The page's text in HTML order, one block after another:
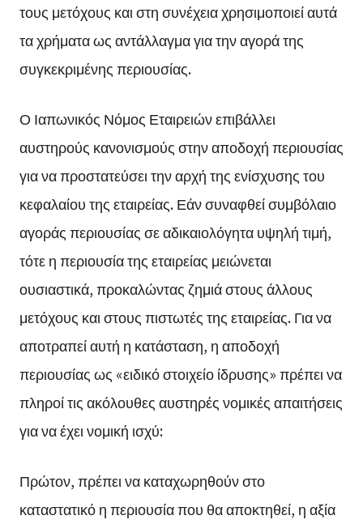
τους μετόχους και στη συνέχεια χρησιμοποιεί αυτά
τα χρήματα ως αντάλλαγμα για την αγορά της
συγκεκριμένης περιουσίας.
Ο Ιαπωνικός Νόμος Εταιρειών επιβάλλει
αυστηρούς κανονισμούς στην αποδοχή περιουσίας
για να προστατεύσει την αρχή της ενίσχυσης του
κεφαλαίου της εταιρείας. Εάν συναφθεί συμβόλαιο
αγοράς περιουσίας σε αδικαιολόγητα υψηλή τιμή,
τότε η περιουσία της εταιρείας μειώνεται
ουσιαστικά, προκαλώντας ζημιά στους άλλους
μετόχους και στους πιστωτές της εταιρείας. Για να
αποτραπεί αυτή η κατάσταση, η αποδοχή
περιουσίας ως «ειδικό στοιχείο ίδρυσης» πρέπει να
πληροί τις ακόλουθες αυστηρές νομικές απαιτήσεις
για να έχει νομική ισχύ:
Πρώτον, πρέπει να καταχωρηθούν στο
καταστατικό η περιουσία που θα αποκτηθεί, η αξία